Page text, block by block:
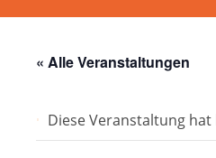
« Alle Veranstaltungen
Diese Veranstaltung